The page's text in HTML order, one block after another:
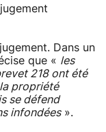
Dans un
que « les
218 ont été
propriété
se défend
infondées».